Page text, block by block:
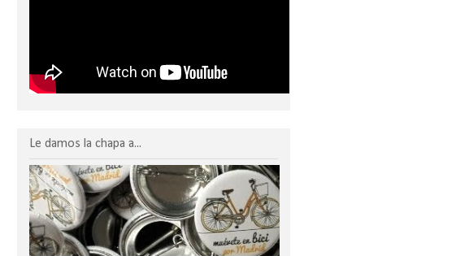
Le damos la chapa a...